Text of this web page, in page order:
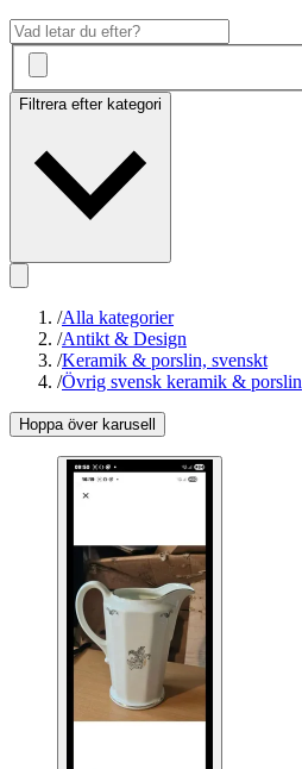
Filtrera efter kategori
/Alla kategorier
/Antikt & Design
/Keramik & porslin, svenskt
/Övrig svensk keramik & porslin
Hoppa över karusell